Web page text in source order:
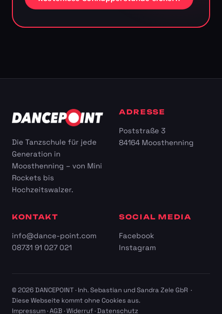
Die Tanzschule für jede
Generation in
Moosthenning – von Mini
Rockets bis
Hochzeitswalzer.
ADRESSE
Poststraße 3
84164 Moosthenning
KONTAKT
info@dance-point.com
08731 91 027 021
SOCIAL MEDIA
Facebook
Instagram
© 2026 DANCEPOINT · Inh. Sebastian und Sandra Zele GbR ·
Diese Webseite kommt ohne Cookies aus.
Impressum·AGB ·Widerruf·Datenschutz